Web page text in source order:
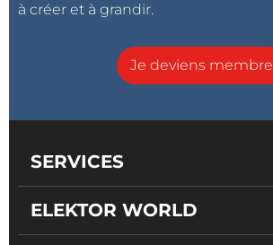
à créer et à grandir.
Je deviens membre
SERVICES
ELEKTOR WORLD